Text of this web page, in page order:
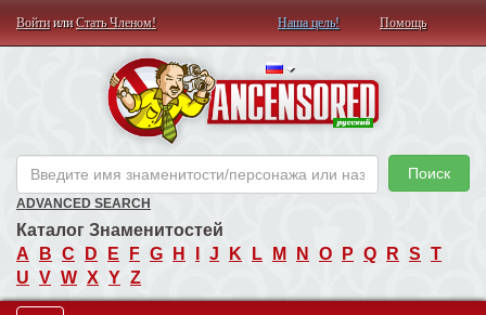
ВойтиилиСтать Членом! Наша цель! Помощь
Поиск
ADVANCED SEARCH
Каталог Знаменитостей
A
B C D E F G H J K L M N O P Q R S T
U V W X Y Z